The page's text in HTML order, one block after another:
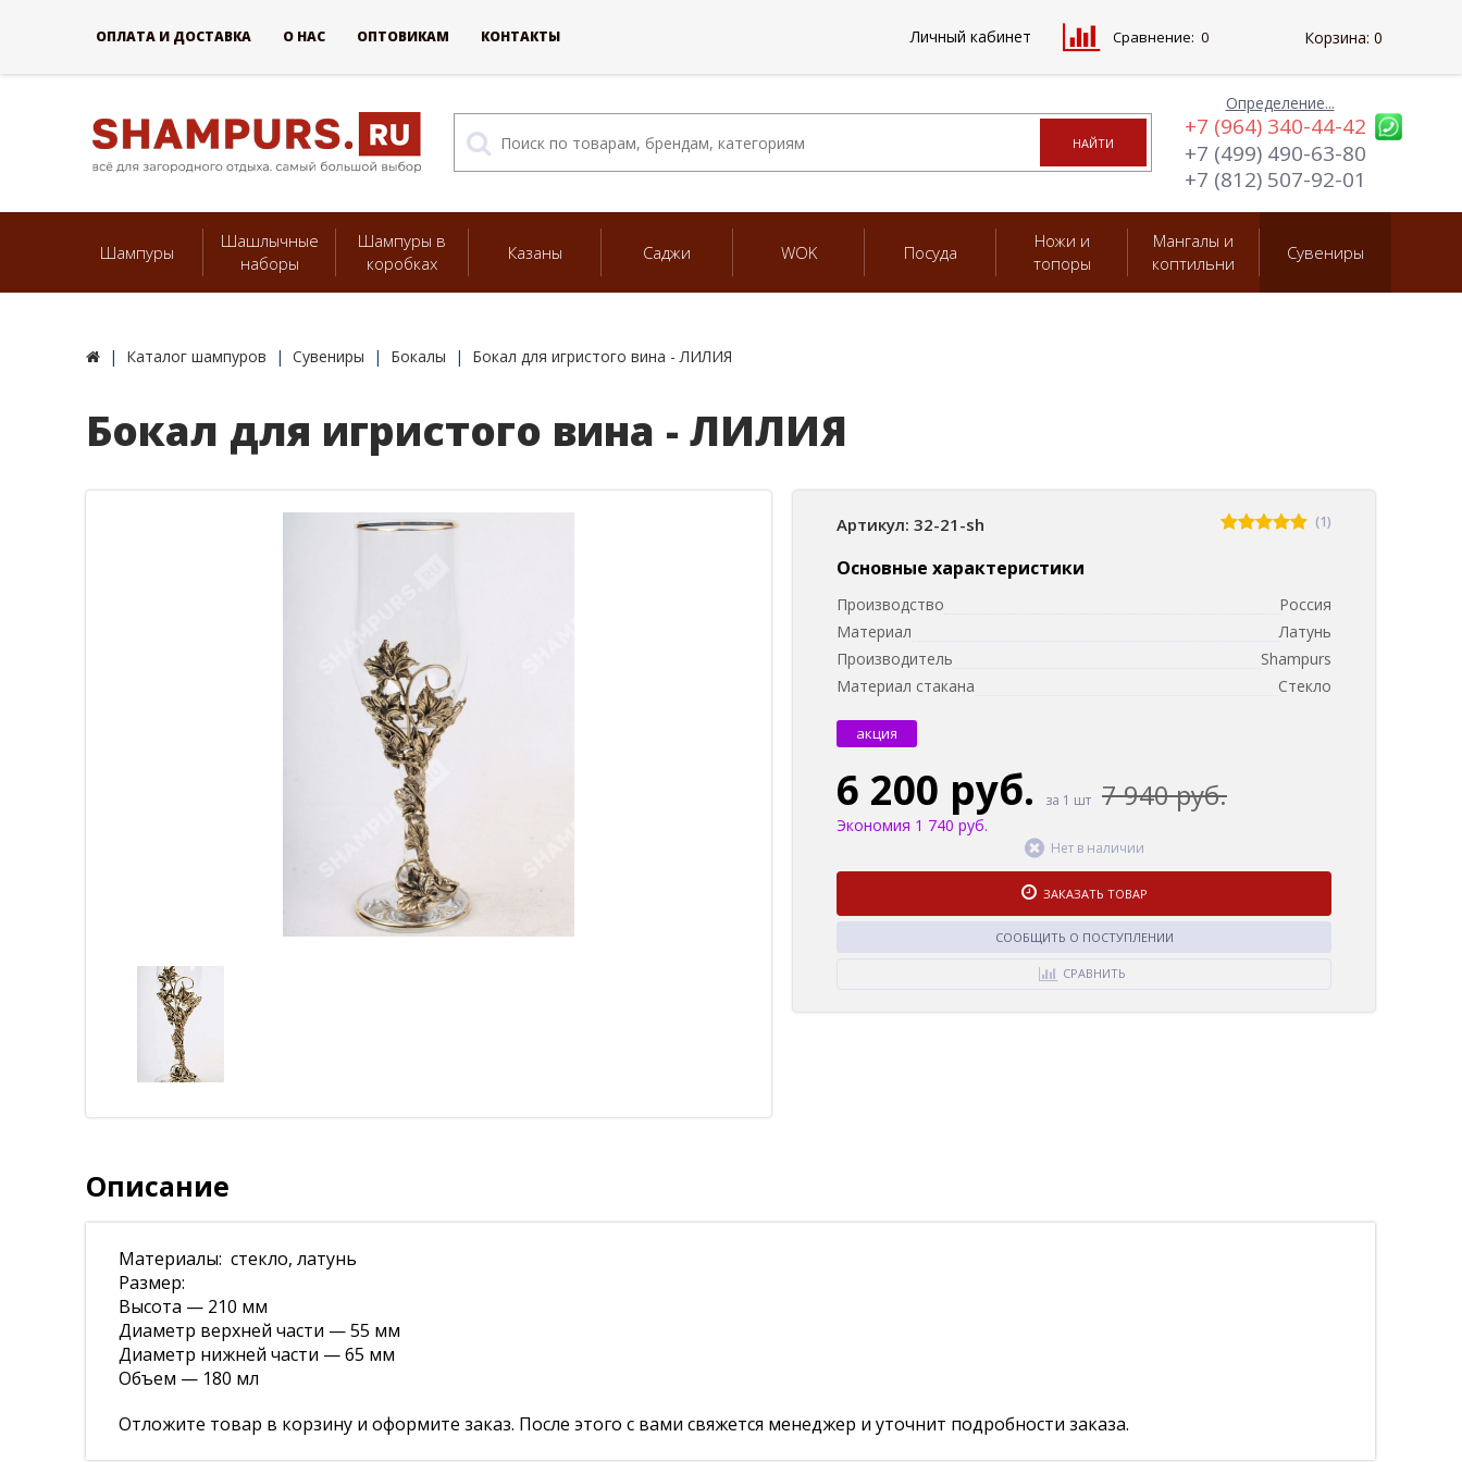
Определение...
+7 (964) 340-44-42
+7 (499) 490-63-80
+7 (812) 507-92-01
Шампуры
Шашлычные
наборы
Шампуры в
коробках
Казаны Саджи WOK Посуда
Ножи и
топоры
Мангалы и
коптильни
Сувениры
Каталог шампуров Сувениры Бокалы Бокал для игристого вина - ЛИЛИЯ
Бокал для игристого вина - ЛИЛИЯ
Артикул: 32-21-sh (1)
Основные характеристики
Производство
Россия
Материал
Латунь
Производитель
Shampurs
Материал стакана
Стекло
акция
6 200 руб. за 1 шт 7 940 руб.
Экономия 1 740 руб.
Нет в наличии
ЗАКАЗАТЬ ТОВАР
СООБЩИТЬ О ПОСТУПЛЕНИИ
СРАВНИТЬ
Описание
Материалы: стекло, латунь
Размер:
Высота — 210 мм
Диаметр верхней части — 55 мм
Диаметр нижней части — 65 мм
Объем — 180 мл
Отложите товар в корзину и оформите заказ. После этого с вами свяжется менеджер и уточнит подробности заказа.
ОПЛАТА И ДОСТАВКА О НАС ОПТОВИКАМ КОНТАКТЫ Личный кабинет Сравнение: 0 Корзина: 0